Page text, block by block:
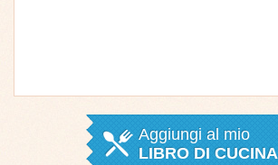
Aggiungi al mio
LIBRO DI CUCINA